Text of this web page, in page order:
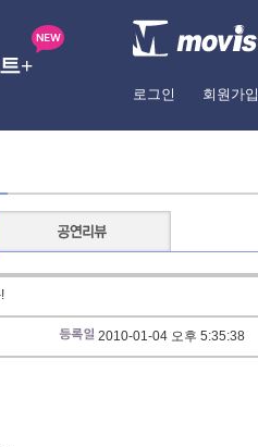
+
로그인 회원가입
2010-01-04 오후 5:35:38